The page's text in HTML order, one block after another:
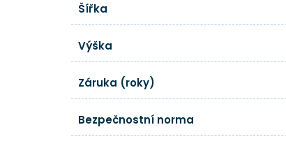
Šířka
Výška
Záruka (roky)
Bezpečnostní norma